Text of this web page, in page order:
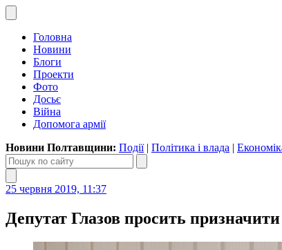
Головна
Новини
Блоги
Проекти
Фото
Досьє
Війна
Допомога армії
Новини Полтавщини: Події| Політика і влада |
25 червня 2019, 11:37
Депутат Глазов просить